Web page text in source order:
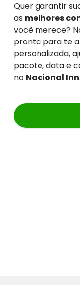
Quer garantir
as melhores
você merece?
pronta para te
personalizada,
pacote, data e
no Nacional Inn.